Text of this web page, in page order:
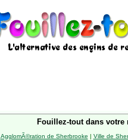
Fouillez-tout dans votre
AgglomÃ©ration de Sherbrooke | Ville de